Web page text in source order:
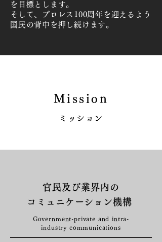
を目標とします。
そして、プロレス100周年を迎えるよう
国民の背中を押し続けます。
Mission
ミッション
官民及び業界内の
コミュニケーション機構
Government-private and intra-
industry communications